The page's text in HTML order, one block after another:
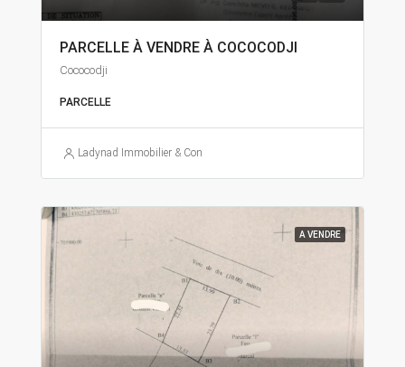
PARCELLE À VENDRE À COCOCODJI
Cococodji
PARCELLE
Ladynad Immobilier & Construction
A VENDRE